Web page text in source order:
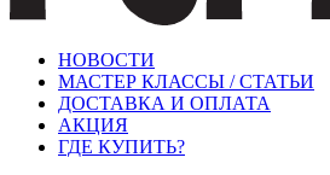
НОВОСТИ
МАСТЕР КЛАССЫ / СТАТЬИ
ДОСТАВКА И ОПЛАТА
АКЦИЯ
ГДЕ КУПИТЬ?